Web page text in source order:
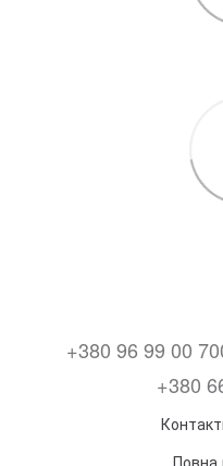
+380 96 99 00
+380
Повна